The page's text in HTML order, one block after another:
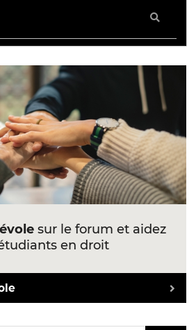
sur le forum et aidez
en droit